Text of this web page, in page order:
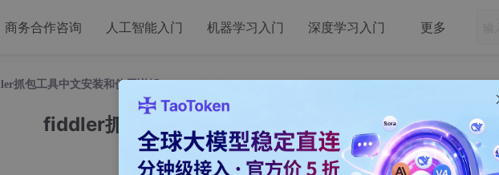
商务合作咨询 人工智能入门 机器学习入门 深度学习入门 更多
抓包工具中文安装和使用详解
fiddler抓包工具中文安装和使用详解